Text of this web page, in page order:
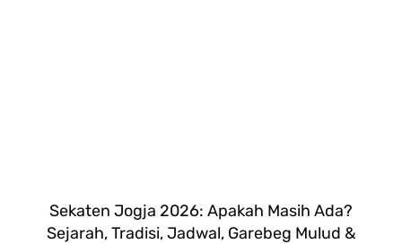
Sekaten Jogja 2026: Apakah Masih Ada?
Sejarah, Tradisi, Jadwal, Garebeg Mulud &